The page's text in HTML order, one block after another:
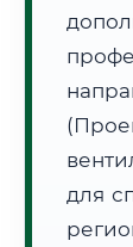
Расчет
для